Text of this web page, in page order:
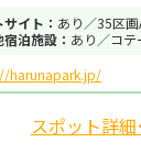
イト： あり／35区
泊施設： あり／コ
harunapark.jp/
スポット詳